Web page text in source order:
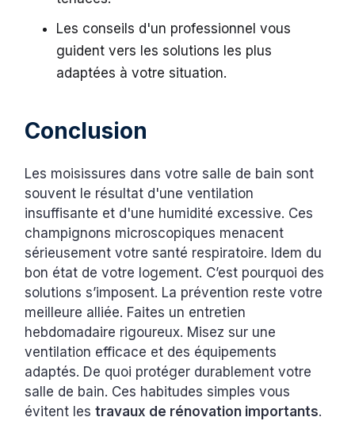
Les conseils d'un professionnel vous
guident vers les solutions les plus
adaptées à votre situation.
Conclusion
Les moisissures dans votre salle de bain sont
souvent le résultat d'une ventilation
insuffisante et d'une humidité excessive. Ces
champignons microscopiques menacent
sérieusement votre santé respiratoire. Idem du
bon état de votre logement. C’est pourquoi des
solutions s’imposent. La prévention reste votre
meilleure alliée. Faites un entretien
hebdomadaire rigoureux. Misez sur une
ventilation efficace et des équipements
adaptés. De quoi protéger durablement votre
salle de bain. Ces habitudes simples vous
évitent lestravaux de rénovation importants.